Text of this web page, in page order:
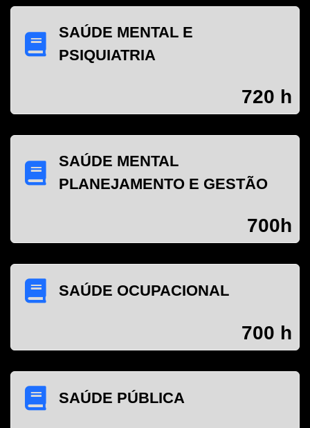
SAÚDE MENTAL E
PSIQUIATRIA
720 h
SAÚDE MENTAL
PLANEJAMENTO E GESTÃO
700h
SAÚDE OCUPACIONAL
700 h
SAÚDE PÚBLICA